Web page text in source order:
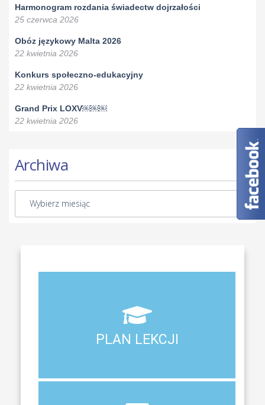
Harmonogram rozdania świadectw dojrzałości
25 czerwca 2026
Obóz językowy Malta 2026
22 kwietnia 2026
Konkurs społeczno-edukacyjny
22 kwietnia 2026
Grand Prix LOXV￼￼￼
22 kwietnia 2026
Archiwa
PLAN LEKCJI
PLAN LEKCJI
DZIENNIK